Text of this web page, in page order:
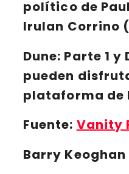
político de
Irulan Corrino
Dune: Parte 1 y
pueden
plataforma de
Fuente: Vanity
Barry Keoghan